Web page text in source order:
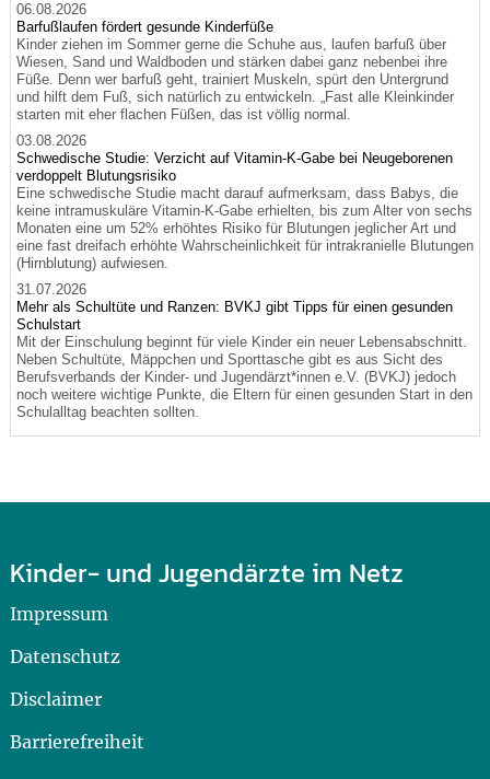
06.08.2026
Barfußlaufen fördert gesunde Kinderfüße
Kinder ziehen im Sommer gerne die Schuhe aus, laufen barfuß über
Wiesen, Sand und Waldboden und stärken dabei ganz nebenbei ihre
Füße. Denn wer barfuß geht, trainiert Muskeln, spürt den Untergrund
und hilft dem Fuß, sich natürlich zu entwickeln. „Fast alle Kleinkinder
starten mit eher flachen Füßen, das ist völlig normal.
03.08.2026
Schwedische Studie: Verzicht auf Vitamin-K-Gabe bei Neugeborenen
verdoppelt Blutungsrisiko
Eine schwedische Studie macht darauf aufmerksam, dass Babys, die
keine intramuskuläre Vitamin-K-Gabe erhielten, bis zum Alter von sechs
Monaten eine um 52% erhöhtes Risiko für Blutungen jeglicher Art und
eine fast dreifach erhöhte Wahrscheinlichkeit für intrakranielle Blutungen
(Hirnblutung) aufwiesen.
31.07.2026
Mehr als Schultüte und Ranzen: BVKJ gibt Tipps für einen gesunden
Schulstart
Mit der Einschulung beginnt für viele Kinder ein neuer Lebensabschnitt.
Neben Schultüte, Mäppchen und Sporttasche gibt es aus Sicht des
Berufsverbands der Kinder- und Jugendärzt*innen e.V. (BVKJ) jedoch
noch weitere wichtige Punkte, die Eltern für einen gesunden Start in den
Schulalltag beachten sollten.
Kinder- und Jugendärzte im Netz
Impressum
Datenschutz
Disclaimer
Barrierefreiheit